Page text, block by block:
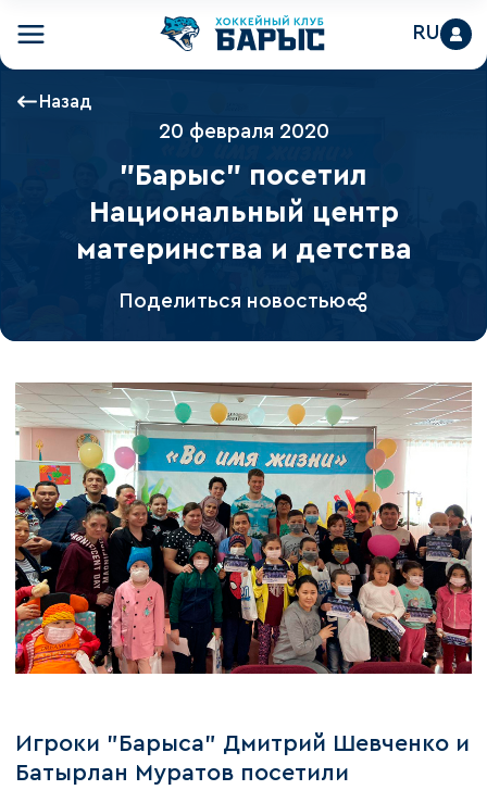
RU
Назад
20 февраля 2020
"Барыс" посетил
Национальный центр
материнства и детства
Поделиться новостью
Игроки "Барыса" Дмитрий Шевченко и
Батырлан Муратов посетили